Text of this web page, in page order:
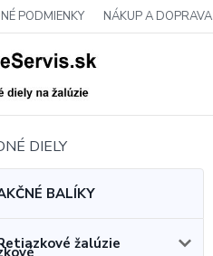
PODMIENKY NÁKUP A DOPRAVA
DIELY
BALÍKY
žalúzie